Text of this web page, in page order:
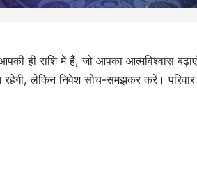
ही राशि में हैं, जो आपका आत्मविश्वास
रहेगी, लेकिन निवेश सोच-समझकर करें।